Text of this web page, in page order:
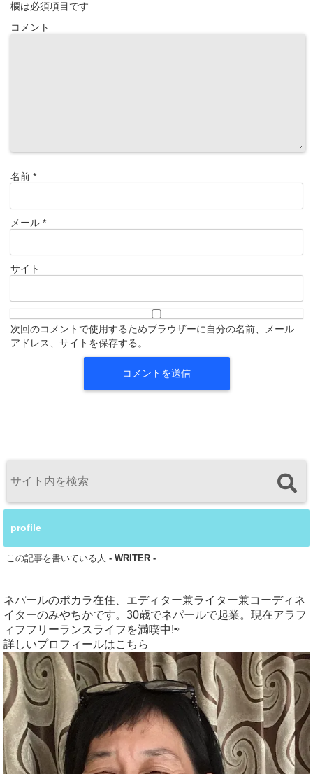
欄は必須項目です
コメント
名前 *
メール *
サイト
次回のコメントで使用するためブラウザーに自分の名前、メール
アドレス、サイトを保存する。
profile
この記事を書いている人 - WRITER -
ネパールのポカラ在住、エディター兼ライター兼コーディネ
イターのみやちかです。30歳でネパールで起業。現在アラフ
ィフフリーランスライフを満喫中!⇨
詳しいプロフィールはこちら